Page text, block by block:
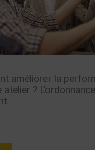
améliorer la
?